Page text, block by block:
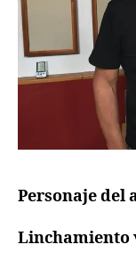
Personaje del